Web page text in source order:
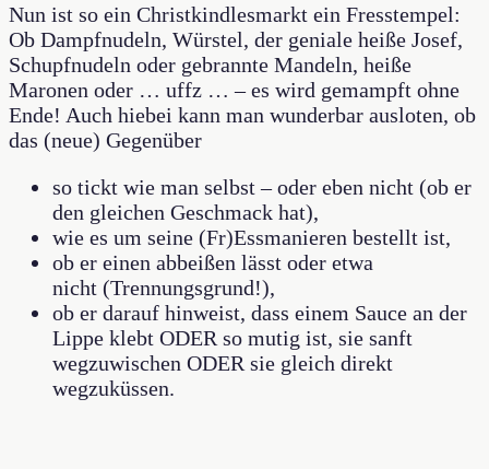
Nun ist so ein Christkindlesmarkt ein Fresstempel:
Ob Dampfnudeln, Würstel, der geniale heiße Josef,
Schupfnudeln oder gebrannte Mandeln, heiße
Maronen oder … uffz … – es wird gemampft ohne
Ende! Auch hiebei kann man wunderbar ausloten, ob
das (neue) Gegenüber
so tickt wie man selbst – oder eben nicht (ob er
den gleichen Geschmack hat),
wie es um seine (Fr)Essmanieren bestellt ist,
ob er einen abbeißen lässt oder etwa
nicht (Trennungsgrund!),
ob er darauf hinweist, dass einem Sauce an der
Lippe klebt ODER so mutig ist, sie sanft
wegzuwischen ODER sie gleich direkt
wegzuküssen.